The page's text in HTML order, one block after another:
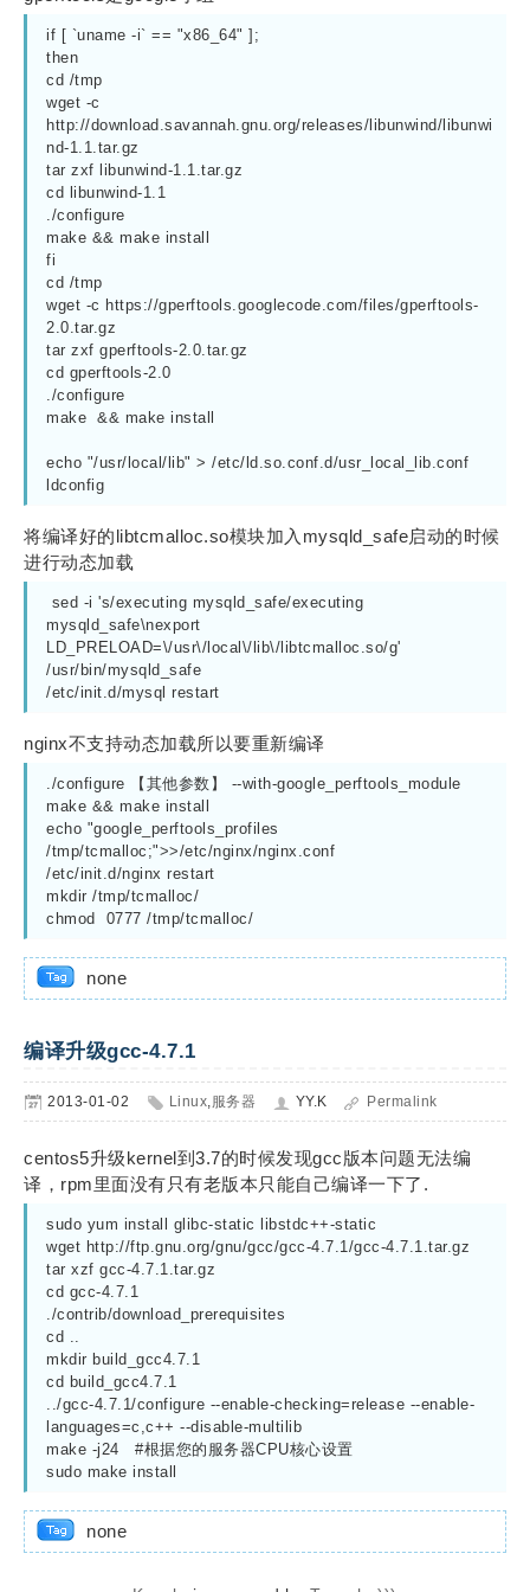
if [ `uname -i` == "x86_64" ];
then
cd /tmp
wget -c
http://download.savannah.gnu.org/releases/libunwind/libunwi
nd-1.1.tar.gz
tar zxf libunwind-1.1.tar.gz
cd libunwind-1.1
./configure
make && make install
fi
cd /tmp
wget -c https://gperftools.googlecode.com/files/gperftools-
2.0.tar.gz
tar zxf gperftools-2.0.tar.gz
cd gperftools-2.0
./configure
make  && make install
echo "/usr/local/lib" > /etc/ld.so.conf.d/usr_local_lib.conf
ldconfig
将编译好的libtcmalloc.so模块加入mysqld_safe启动的时候
进行动态加载
mysqld_safe\nexport
LD_PRELOAD=\/usr\/local\/lib\/libtcmalloc.so/g'
/usr/bin/mysqld_safe
/etc/init.d/mysql restart
nginx不支持动态加载所以要重新编译
./configure 【其他参数】 --with-google_perftools_module
make && make install
echo "google_perftools_profiles
/tmp/tcmalloc;">>/etc/nginx/nginx.conf
/etc/init.d/nginx restart
mkdir /tmp/tcmalloc/
chmod  0777 /tmp/tcmalloc/
none
编译升级gcc-4.7.1
2013-01-02 Linux,服务器 YY.K Permalink
centos5升级kernel到3.7的时候发现gcc版本问题无法编
译，rpm里面没有只有老版本只能自己编译一下了.
sudo yum install glibc-static libstdc++-static
wget http://ftp.gnu.org/gnu/gcc/gcc-4.7.1/gcc-4.7.1.tar.gz
tar xzf gcc-4.7.1.tar.gz
cd gcc-4.7.1
./contrib/download_prerequisites
cd ..
mkdir build_gcc4.7.1
cd build_gcc4.7.1
../gcc-4.7.1/configure --enable-checking=release --enable-
languages=c,c++ --disable-multilib
make -j24   #根据您的服务器CPU核心设置
sudo make install
none